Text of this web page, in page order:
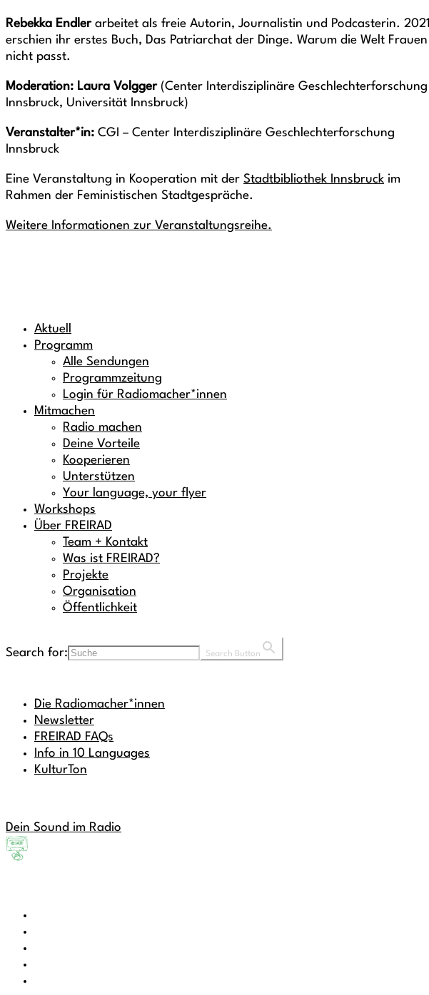
Rebekka Endlerarbeitet als freie Autorin, Journalistin und Podcasterin. 2021
erschien ihr erstes Buch, Das Patriarchat der Dinge. Warum die Welt Frauen
nicht passt.
Moderation: Laura Volgger(Center Interdisziplinäre Geschlechterforschung
Innsbruck, Universität Innsbruck)
Veranstalter*in: CGI – Center Interdisziplinäre Geschlechterforschung
Innsbruck
Eine Veranstaltung in Kooperation mit der Stadtbibliothek Innsbruck im
Rahmen der Feministischen Stadtgespräche.
Weitere Informationen zur Veranstaltungsreihe.
Aktuell
Programm
Alle Sendungen
Programmzeitung
Login für Radiomacher*innen
Mitmachen
Radio machen
Deine Vorteile
Kooperieren
Unterstützen
Your language, your flyer
Workshops
Über FREIRAD
Team + Kontakt
Was ist FREIRAD?
Projekte
Organisation
Öffentlichkeit
Search for: Search Button
Die Radiomacher*innen
Newsletter
FREIRAD FAQs
Info in 10 Languages
KulturTon
Dein Sound im Radio